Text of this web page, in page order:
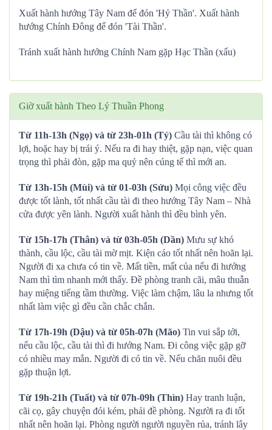
Xuất hành hướng Tây Nam để đón 'Hỷ Thần'. Xuất hành
hướng Chính Đông để đón 'Tài Thần'.
Tránh xuất hành hướng Chính Nam gặp Hạc Thần (xấu)
Giờ xuất hành Theo Lý Thuần Phong
Từ 11h-13h (Ngọ) và từ 23h-01h (Tý) Cầu tài thì không có
lợi, hoặc hay bị trái ý. Nếu ra đi hay thiệt, gặp nạn, việc quan
trọng thì phải đòn, gặp ma quỷ nên cúng tế thì mới an.
Từ 13h-15h (Mùi) và từ 01-03h (Sửu) Mọi công việc đều
được tốt lành, tốt nhất cầu tài đi theo hướng Tây Nam – Nhà
cửa được yên lành. Người xuất hành thì đều bình yên.
Từ 15h-17h (Thân) và từ 03h-05h (Dần) Mưu sự khó
thành, cầu lộc, cầu tài mờ mịt. Kiện cáo tốt nhất nên hoãn lại.
Người đi xa chưa có tin về. Mất tiền, mất của nếu đi hướng
Nam thì tìm nhanh mới thấy. Đề phòng tranh cãi, mâu thuẫn
hay miệng tiếng tầm thường. Việc làm chậm, lâu la nhưng tốt
nhất làm việc gì đều cần chắc chắn.
Từ 17h-19h (Dậu) và từ 05h-07h (Mão) Tin vui sắp tới,
nếu cầu lộc, cầu tài thì đi hướng Nam. Đi công việc gặp gỡ
có nhiều may mắn. Người đi có tin về. Nếu chăn nuôi đều
gặp thuận lợi.
Từ 19h-21h (Tuất) và từ 07h-09h (Thìn) Hay tranh luận,
cãi cọ, gây chuyện đói kém, phải đề phòng. Người ra đi tốt
nhất nên hoãn lại. Phòng người người nguyền rủa, tránh lây